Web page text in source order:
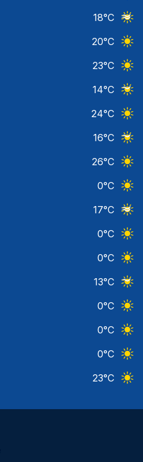
18°C
20°C
23°C
14°C
24°C
16°C
26°C
0°C
17°C
0°C
0°C
13°C
0°C
0°C
0°C
23°C